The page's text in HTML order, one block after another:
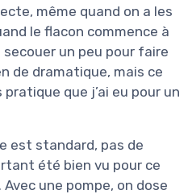
même quand on a les
le flacon commence à
un peu pour faire
de dramatique, mais ce
pratique que j’ai eu pour un
est standard, pas de
été bien vu pour ce
une pompe, on dose